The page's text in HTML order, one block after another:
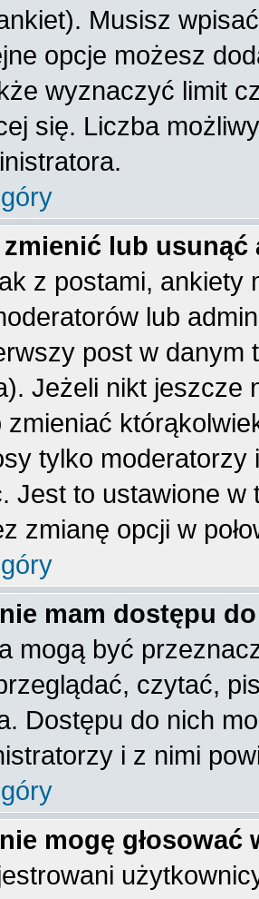
Musisz
opcje możesz
wyznaczyć limit
się. Liczba
lub usunąć
z postami,
lub
post w
Jeżeli nikt jeszcze
zmieniać
tylko
Jest to ustawione w
zmianę opcji w
mam dostępu
mogą być
czytać,
Dostępu do nich
i z nimi
mogę głosować